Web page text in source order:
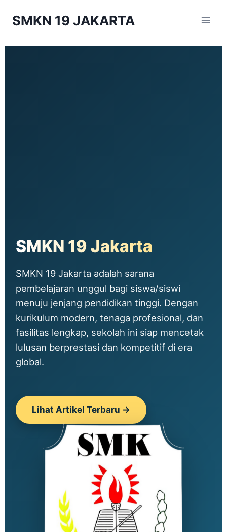
SMKN 19 JAKARTA
SMKN 19 Jakarta
SMKN 19 Jakarta adalah sarana
pembelajaran unggul bagi siswa/siswi
menuju jenjang pendidikan tinggi. Dengan
kurikulum modern, tenaga profesional, dan
fasilitas lengkap, sekolah ini siap mencetak
lulusan berprestasi dan kompetitif di era
global.
Lihat Artikel Terbaru →